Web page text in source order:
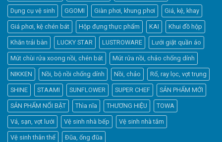
Dụng cụ vệ sinh GGOMI Giàn phơi, khung phơi Giá, kệ, khay
Giá phơi, kệ chén bát Hộp đựng thực phẩm KAI Khui đồ hộp
Khăn trải bàn LUCKY STAR LUSTROWARE Lưới giặt quần áo
Mút chùi rửa xoong nồi, chén bát Mút rửa nồi, chảo chống dính
NIKKEN Nồi, bộ nồi chống dính Nồi, chảo Rổ, ray lọc, vợt trụng
SHINE STAAMI SUNFLOWER SUPER CHEF SẢN PHẨM MỚI
SẢN PHẨM NỔI BẬT Thìa nĩa THƯƠNG HIỆU TOWA
Vá, sạn, vợt lưới Vệ sinh nhà bếp Vệ sinh nhà tắm
Vệ sinh thân thể Đũa, ống đũa
Elfsight
Typically replies within a day